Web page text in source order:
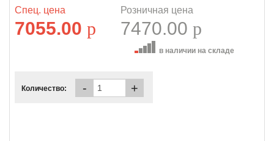
Спец. цена
7055.00 p
Розничная цена
7470.00 p
в наличии на складе
Количество: - +